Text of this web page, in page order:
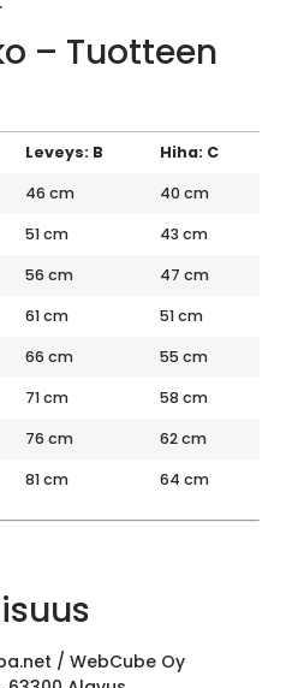
– Tuotteen
Leveys: B
Hiha: C
46 cm
40 cm
51 cm
43 cm
56 cm
47 cm
61 cm
51 cm
66 cm
55 cm
71 cm
58 cm
76 cm
62 cm
81 cm 64 cm
/ WebCube Oy